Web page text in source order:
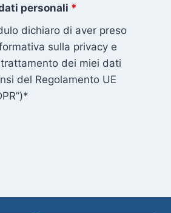
personali *
dichiaro di aver preso
sulla privacy e
dei miei dati
del Regolamento UE